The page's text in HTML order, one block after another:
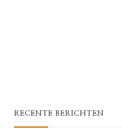
RECENTE BERICHTEN